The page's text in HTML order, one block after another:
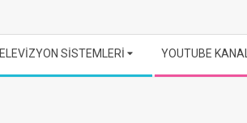
SİSTEMLERİ YOUTUBE KANALI